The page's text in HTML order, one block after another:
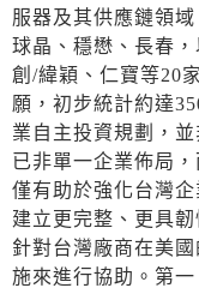
服器及其供應鏈領
球晶、穩懋、長春
創/緯穎、仁寶等20
願，初步統計約達
業自主投資規劃，
已非單一企業佈局
僅有助於強化台灣
建立更完整、更具
針對台灣廠商在美
施來進行協助。第